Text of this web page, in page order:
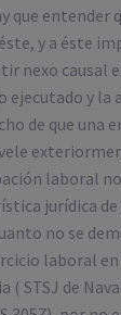
que entender
y a éste
nexo causal
y la
de que una
laboral
jurídica
no se
laboral
STSJ de